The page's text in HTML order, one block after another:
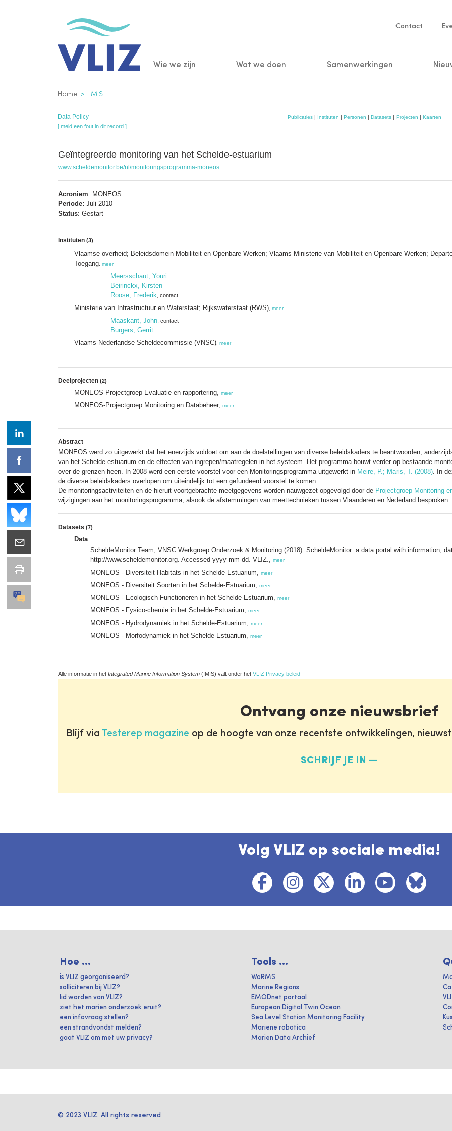
Service
Contact
Main
Wie we zijn Wat we doen Samenwerkingen
Kruimelpad
Home IMIS
Data Policy Publicaties| Instituten | Personen | Datasets| Projecten | Kaarten
[ meld een fout in dit record ]
Geïntegreerde monitoring van het Schelde-estuarium
www.scheldemonitor.be/nl/monitoringsprogramma-moneos
Acroniem: MONEOS
Periode: Juli 2010
Status: Gestart
Instituten (3)
Vlaamse overheid; Beleidsdomein Mobiliteit en Openbare Werken; Vlaams Ministerie van Mobiliteit en Openbare Werken;
Toegang meer
Meersschaut, Youri
Beirinckx, Kirsten
Roose, Frederik , contact
Ministerie van Infrastructuur en Waterstaat; Rijkswaterstaat (RWS) meer
Maaskant, John , contact
Burgers, Gerrit
Vlaams-Nederlandse Scheldecommissie (VNSC) meer
Deelprojecten (2)
MONEOS-Projectgroep Evaluatie en rapportering, meer
MONEOS-Projectgroep Monitoring en Databeheer, meer
Abstract
MONEOS werd zo uitgewerkt dat het enerzijds voldoet om aan de doelstellingen van diverse beleidskaders te beantwoorden,
van het Schelde-estuarium en de effecten van ingrepen/maatregelen in het systeem. Het programma bouwt verder op bestaande
over de grenzen heen. In 2008 werd een eerste voorstel voor een Monitoringsprogramma uitgewerkt in Meire, P.; Maris, T. (2008) . In
de diverse beleidskaders overlopen om uiteindelijk tot een gefundeerd voorstel te komen.
De monitoringsactiviteiten en de hieruit voortgebrachte meetgegevens worden nauwgezet opgevolgd door de Projectgroep Monitoring
wijzigingen aan het monitoringsprogramma, alsook de afstemmingen van meettechnieken tussen Vlaanderen en Nederland besproken
Datasets (7)
Data
ScheldeMonitor Team; VNSC Werkgroep Onderzoek & Monitoring (2018). ScheldeMonitor: a data portal with information,
http://www.scheldemonitor.org. Accessed yyyy-mm-dd. VLIZ.,
meer
MONEOS - Diversiteit Habitats in het Schelde-Estuarium, meer
MONEOS - Diversiteit Soorten in het Schelde-Estuarium, meer
MONEOS - Ecologisch Functioneren in het Schelde-Estuarium, meer
MONEOS - Fysico-chemie in het Schelde-Estuarium, meer
MONEOS - Hydrodynamiek in het Schelde-Estuarium, meer
MONEOS - Morfodynamiek in het Schelde-Estuarium, meer
Alle informatie in het Integrated Marine Information System (IMIS) valt onder het VLIZ Privacy beleid
Ontvang onze nieuwsbrief
Blijf via Testerep magazine op de hoogte van onze recentste ontwikkelingen,
SCHRIJF JE IN
Volg VLIZ op sociale media!
Hoe ...
is VLIZ georganiseerd?
solliciteren bij VLIZ?
lid worden van VLIZ?
ziet het marien onderzoek eruit?
een infovraag stellen?
een strandvondst melden?
gaat VLIZ om met uw privacy?
Tools ...
WoRMS
Marine Regions
EMODnet portaal
European Digital Twin Ocean
Sea Level Station Monitoring Facility
Mariene robotica
Marien Data Archief
© 2023 VLIZ. All rights reserved